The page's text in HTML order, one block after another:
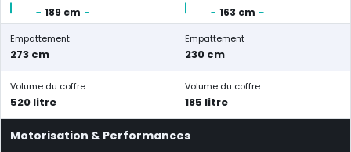
189 cm 163 cm
Empattement
273 cm
Empattement
230 cm
Volume du coffre
520 litre
Volume du coffre
185 litre
Motorisation & Performances